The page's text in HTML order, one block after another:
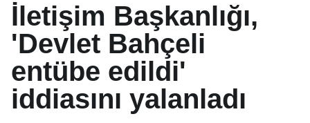
İletişim Başkanlığı,
'Devlet Bahçeli
entübe edildi'
iddiasını yalanladı